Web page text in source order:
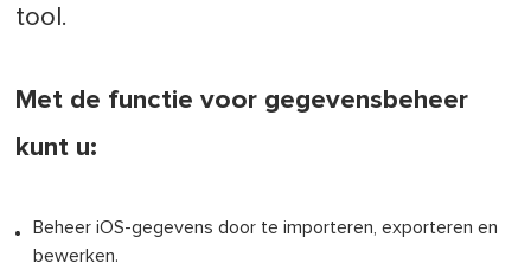
tool.
Met de functie voor gegevensbeheer
kunt u:
Beheer iOS-gegevens door te importeren, exporteren en
bewerken.